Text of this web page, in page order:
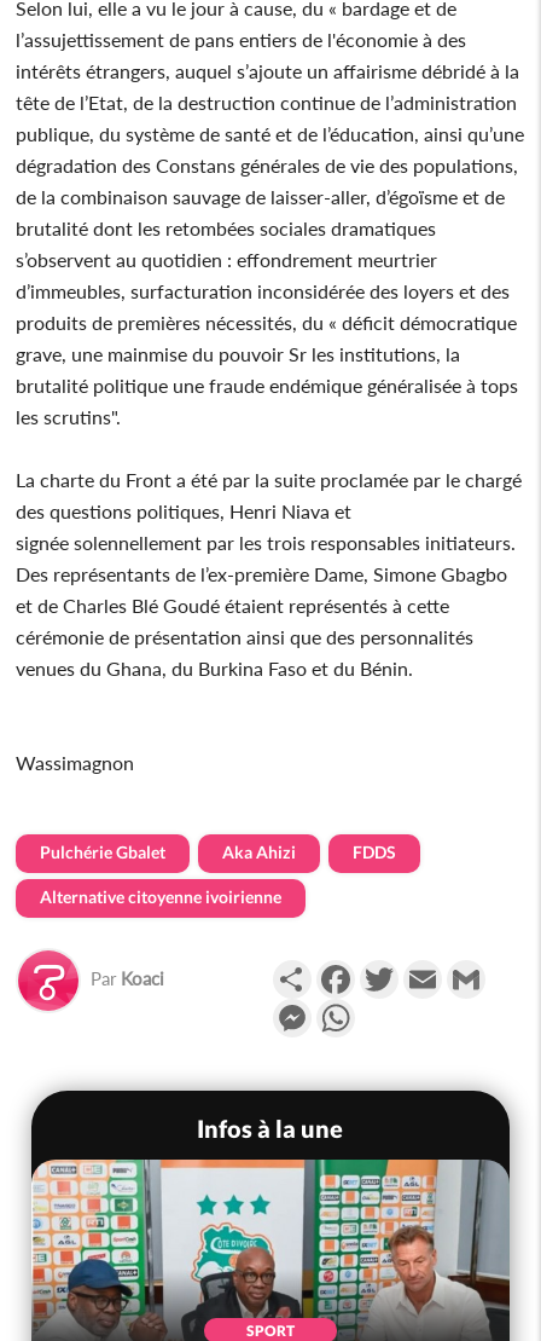
Selon lui, elle a vu le jour à cause, du « bardage et de
l’assujettissement de pans entiers de l'économie à des
intérêts étrangers, auquel s’ajoute un affairisme débridé à la
tête de l’Etat, de la destruction continue de l’administration
publique, du système de santé et de l’éducation, ainsi qu’une
dégradation des Constans générales de vie des populations,
de la combinaison sauvage de laisser-aller, d’égoïsme et de
brutalité dont les retombées sociales dramatiques
s’observent au quotidien : effondrement meurtrier
d’immeubles, surfacturation inconsidérée des loyers et des
produits de premières nécessités, du « déficit démocratique
grave, une mainmise du pouvoir Sr les institutions, la
brutalité politique une fraude endémique généralisée à tops
les scrutins".
La charte du Front a été par la suite proclamée par le chargé
des questions politiques, Henri Niava et
signée solennellement par les trois responsables initiateurs.
Des représentants de l’ex-première Dame, Simone Gbagbo
et de Charles Blé Goudé étaient représentés à cette
cérémonie de présentation ainsi que des personnalités
venues du Ghana, du Burkina Faso et du Bénin.
Wassimagnon
Pulchérie Gbalet Aka Ahizi FDDS
Alternative citoyenne ivoirienne
Par Koaci PartagerFacebookTwitterEmail
Messenger
Infos à la une
SPORT